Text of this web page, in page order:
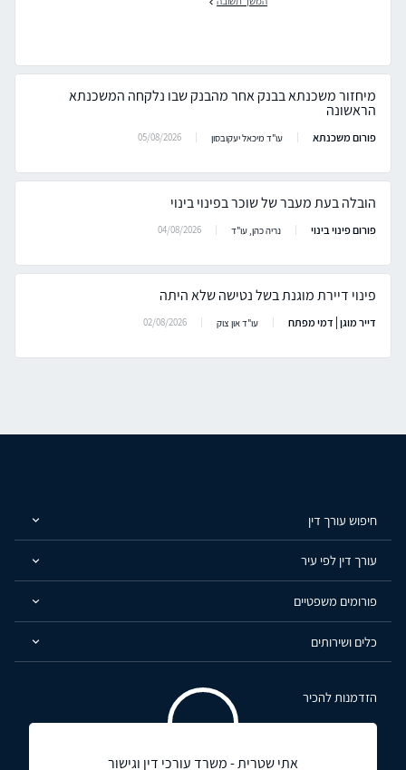
מיחזור משכנתא בבנק אחר מהבנק שבו נלקחה המשכנתא
הראשונה
פורום משכנתא עו"ד מיכאל יעקובסון 05/08/2026
הובלה בעת מעבר של שוכר בפינוי בינוי
פורום פינוי בינוי נריה כהן, עו"ד 04/08/2026
פינוי דיירת מוגנת בשל נטישה שלא היתה
דייר מוגן | דמי מפתח עו"ד און צוק 02/08/2026
חיפוש עורך דין
עורך דין לפי עיר
פורומים משפטיים
כלים ושירותים
הזדמנות להכיר
אתי שטרית - משרד עורכי דין וגישור